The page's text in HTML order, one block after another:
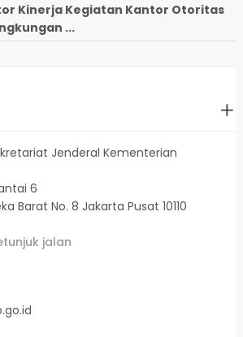
Kinerja Kegiatan Kantor Otoritas
...
Jenderal Kementerian
6
Barat No. 8 Jakarta Pusat 10110
jalan